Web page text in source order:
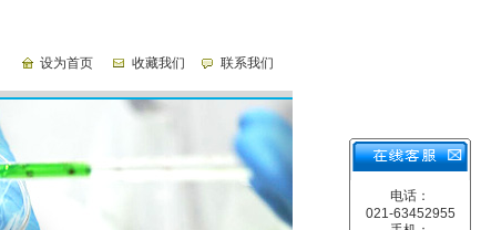
设为首页 收藏我们 联系我们
电话：
021-63452955